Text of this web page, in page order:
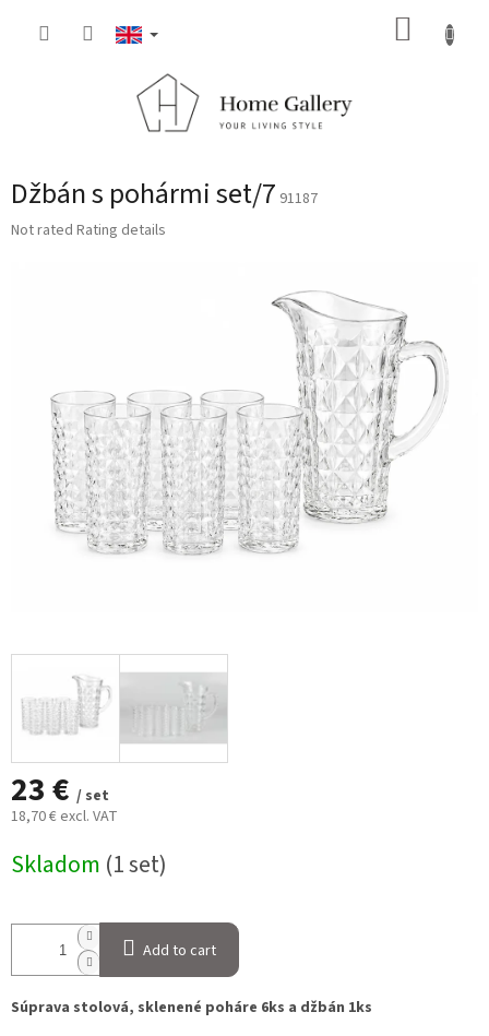
Džbán s pohármi set/7 91187
The
Not rated Rating details
23 € / set
18,70 € excl. VAT
price:
Skladom (1 set)
Add to cart
Súprava stolová, sklenené poháre 6ks a džbán 1ks